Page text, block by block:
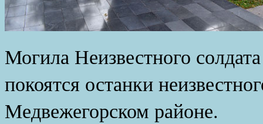
Могила Неизвестного
покоятся останки
Медвежегорском районе.